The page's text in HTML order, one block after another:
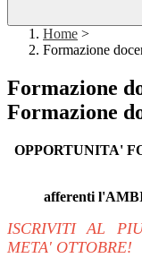
Home >
Formazione
Formazione
Formazione
OPPORTUNITA'
afferenti
ISCRIVITI AL
META' OTTOBRE!